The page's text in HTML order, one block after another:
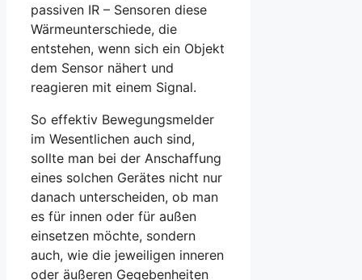
passiven IR – Sensoren diese
Wärmeunterschiede, die
entstehen, wenn sich ein Objekt
dem Sensor nähert und
reagieren mit einem Signal.
So effektiv Bewegungsmelder
im Wesentlichen auch sind,
sollte man bei der Anschaffung
eines solchen Gerätes nicht nur
danach unterscheiden, ob man
es für innen oder für außen
einsetzen möchte, sondern
auch, wie die jeweiligen inneren
oder äußeren Gegebenheiten